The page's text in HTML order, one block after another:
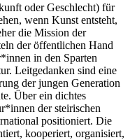
oder Geschlecht) für
wenn Kunst entsteht,
die Mission der
der öffentlichen Hand
in den Sparten
Leitgedanken sind eine
der jungen Generation
Über ein dichtes
der steirischen
positioniert. Die
kooperiert, organisiert,